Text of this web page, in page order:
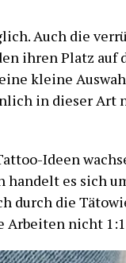
Auch die
ihren Platz auf
kleine
in dieser Art
Ideen
handelt es sich
durch die
nicht